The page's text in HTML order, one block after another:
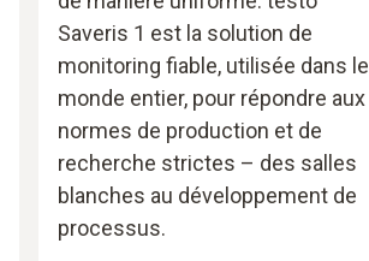
Saveris 1 est la solution de
monitoring fiable, utilisée dans le
monde entier, pour répondre aux
normes de production et de
recherche strictes – des salles
blanches au développement de
processus.